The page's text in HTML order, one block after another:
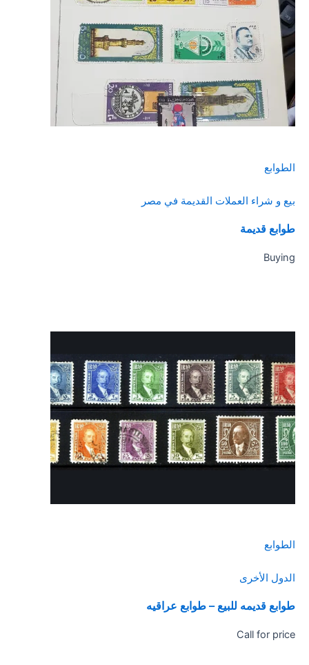
الطوابع
بيع و شراء العملات القديمة في مصر
طوابع قديمة
Buying
الطوابع
الدول الأخرى
طوابع قديمه للبيع – طوابع عراقيه
Call for price